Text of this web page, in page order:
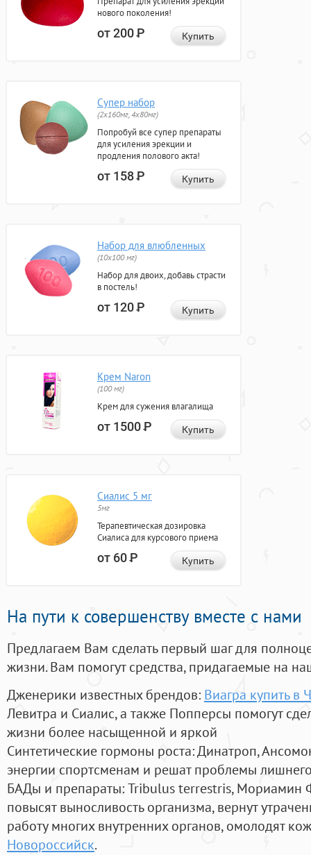
нового поколения!
от 200Р Купить
Супер набор
(2х160мг, 4х80мг)
Попробуй все супер препараты
для усиления эрекции и
продления полового акта!
от 158Р Купить
Набор для влюбленных
(10х100 мг)
Набор для двоих, добавь страсти
в постель!
от 120Р Купить
Крем Naron
(100 мг)
Крем для сужения влагалища
от 1500Р Купить
Сиалис 5 мг
5мг
Терапевтическая дозировка
Сиалиса для курсового приема
от 60Р Купить
На пути к совершенству вместе с нами
Предлагаем Вам сделать первый шаг для
жизни. Вам помогут средства, придагаемые на
Дженерики известных брендов: Виагра купить в
Левитра и Сиалис, а также Попперсы помогут
жизни более насыщенной и яркой
Синтетические гормоны роста: Динатроп,
энергии спортсменам и решат проблемы
БАДы и препараты:Tribulus terrestris, Мориамин
повысят выносливость организма, вернут
работу многих внутренних органов, омолодят
Новороссийск.